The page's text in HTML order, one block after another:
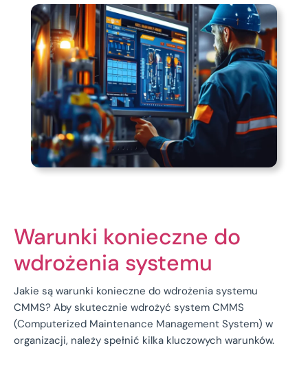
Warunki konieczne do
wdrożenia systemu
Jakie są warunki konieczne do wdrożenia systemu
CMMS? Aby skutecznie wdrożyć system CMMS
(Computerized Maintenance Management System) w
organizacji, należy spełnić kilka kluczowych warunków.